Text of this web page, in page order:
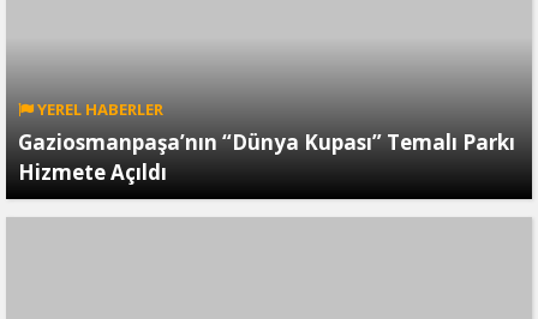
YEREL HABERLER
Gaziosmanpaşa’nın “Dünya Kupası” Temalı Parkı
Hizmete Açıldı